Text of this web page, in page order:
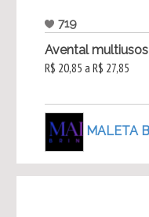
719
Avental multiusos
R$ 20,85 a R$ 27,85
MALETA